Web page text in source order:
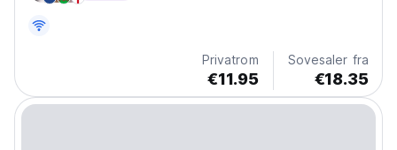
Privatrom
€11.95
Sovesaler fra
€18.35